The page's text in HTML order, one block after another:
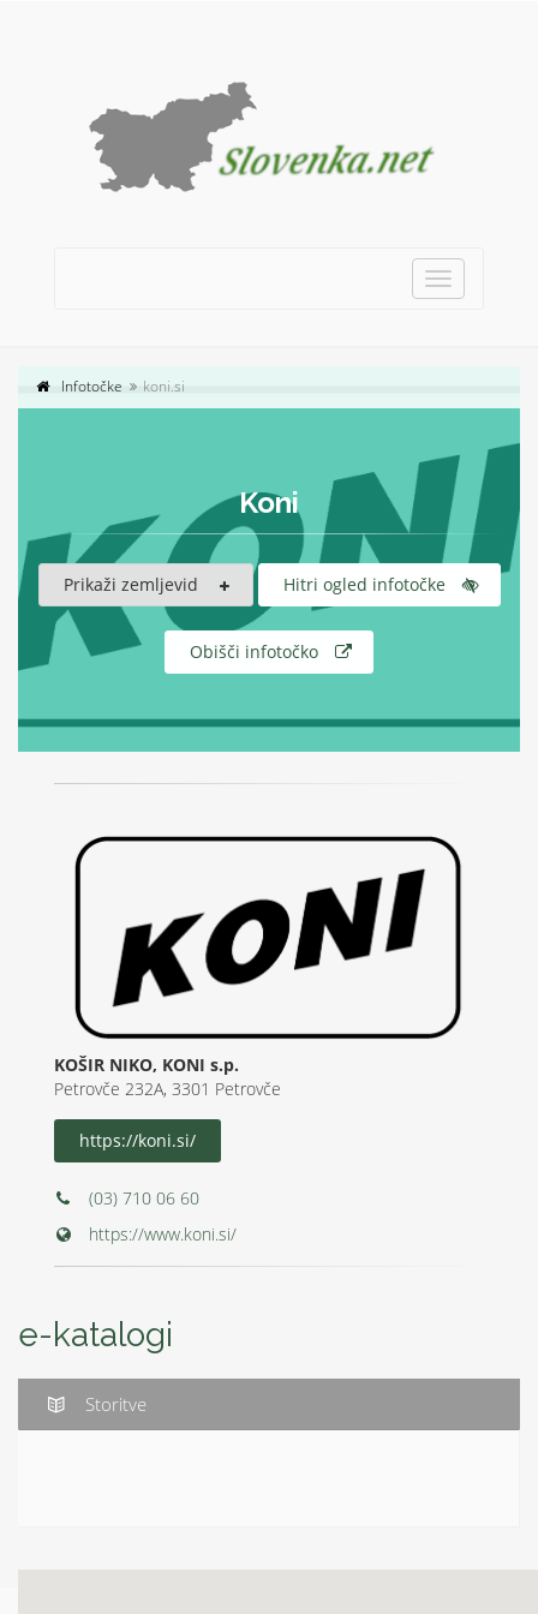
Toggle
navigation
Infotočke koni.si
Koni
Prikaži zemljevid Hitri ogled infotočke
Obišči infotočko
KOŠIR NIKO, KONI s.p.
Petrovče 232A, 3301 Petrovče
https://koni.si/
(03) 710 06 60
https://www.koni.si/
e-katalogi
Storitve